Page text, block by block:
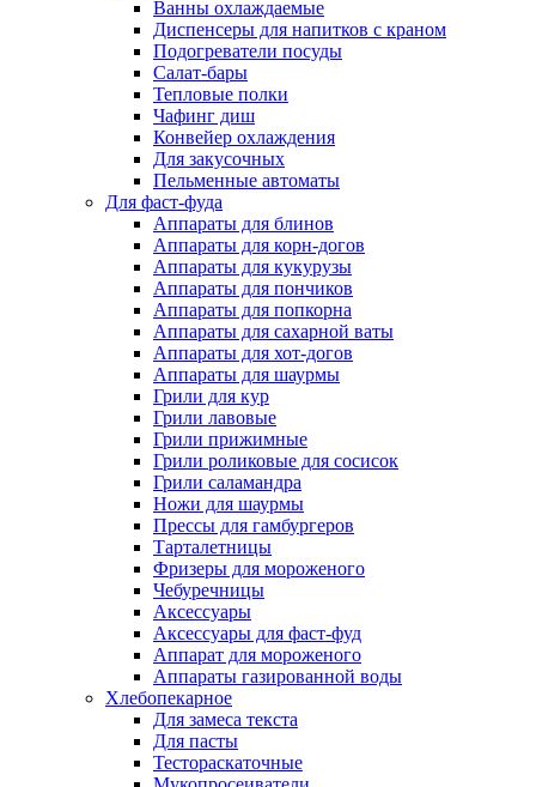
Ванны охлаждаемые
Диспенсеры для напитков с краном
Подогреватели посуды
Салат-бары
Тепловые полки
Чафинг диш
Конвейер охлаждения
Для закусочных
Пельменные автоматы
Для фаст-фуда
Аппараты для блинов
Аппараты для корн-догов
Аппараты для кукурузы
Аппараты для пончиков
Аппараты для попкорна
Аппараты для сахарной ваты
Аппараты для хот-догов
Аппараты для шаурмы
Грили для кур
Грили лавовые
Грили прижимные
Грили роликовые для сосисок
Грили саламандра
Ножи для шаурмы
Прессы для гамбургеров
Тарталетницы
Фризеры для мороженого
Чебуречницы
Аксессуары
Аксессуары для фаст-фуд
Аппарат для мороженого
Аппараты газированной воды
Хлебопекарное
Для замеса текста
Для пасты
Тестораскаточные